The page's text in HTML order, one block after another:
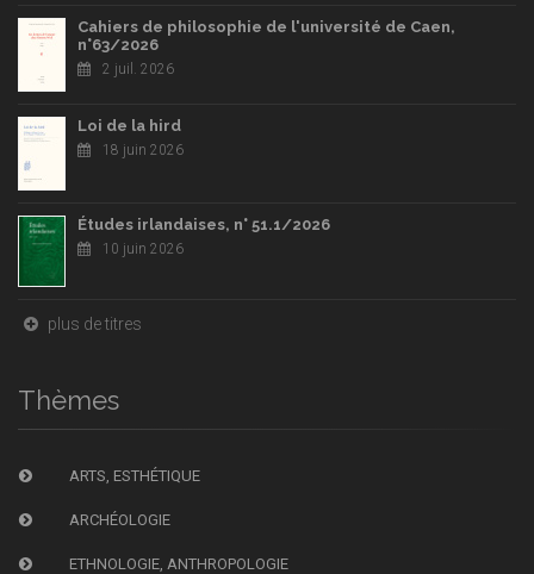
Cahiers de philosophie de l'université de Caen,
n°63/2026
2 juil. 2026
Loi de la hird
18 juin 2026
Études irlandaises, n° 51.1/2026
10 juin 2026
plus de titres
Thèmes
ARTS, ESTHÉTIQUE
ARCHÉOLOGIE
ETHNOLOGIE, ANTHROPOLOGIE